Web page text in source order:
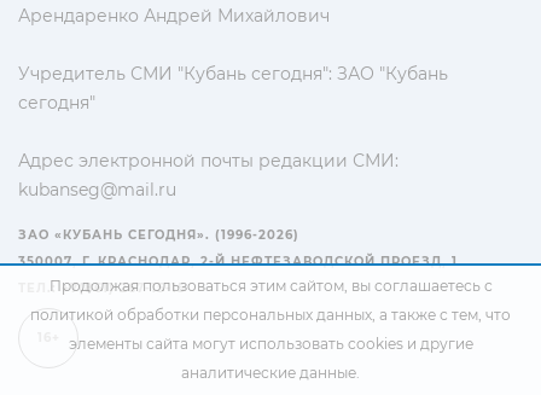
Арендаренко Андрей Михайлович
Учредитель СМИ "Кубань сегодня": ЗАО "Кубань
сегодня"
Адрес электронной почты редакции СМИ:
kubanseg@mail.ru
ЗАО «КУБАНЬ СЕГОДНЯ». (1996-2026)
350007, Г. КРАСНОДАР, 2-Й НЕФТЕЗАВОДСКОЙ ПРОЕЗД, 1
ТЕЛ.: +7(861) 267-15-15
Продолжая пользоваться этим сайтом, вы соглашаетесь с
политикой обработки персональных данных, а также с тем, что
элементы сайта могут использовать cookies и другие
аналитические данные.